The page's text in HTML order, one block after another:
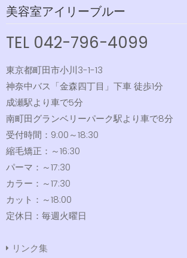
美容室アイリーブルー
TEL 042-796-4099
東京都町田市小川3-1-13
神奈中バス「金森四丁目」下車 徒歩1分
成瀬駅より車で5分
南町田グランベリーパーク駅より車で8分
受付時間：9:00～18:30
縮毛矯正：～16:30
パーマ：～17:30
カラー：～17:30
カット：～18:00
定休日：毎週火曜日
リンク集